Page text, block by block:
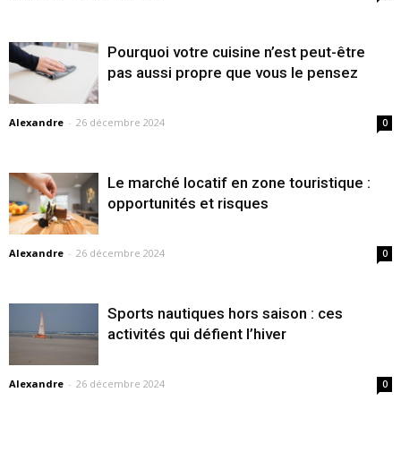
Pourquoi votre cuisine n’est peut-être
pas aussi propre que vous le pensez
Alexandre - 26 décembre 2024 0
Le marché locatif en zone touristique :
opportunités et risques
Alexandre - 26 décembre 2024 0
Sports nautiques hors saison : ces
activités qui défient l’hiver
Alexandre - 26 décembre 2024 0